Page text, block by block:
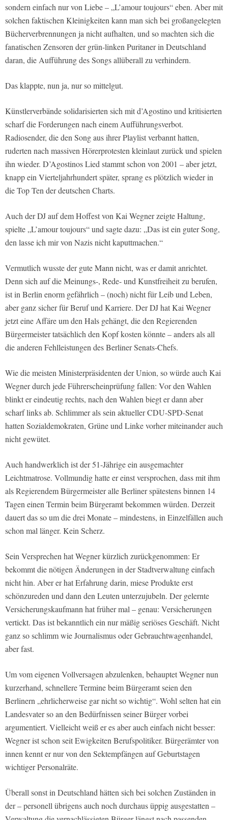
sondern einfach nur von Liebe – „L’amour toujours“ eben. Aber mit
solchen faktischen Kleinigkeiten kann man sich bei großangelegten
Bücherverbrennungen ja nicht aufhalten, und so machten sich die
fanatischen Zensoren der grün-linken Puritaner in Deutschland
daran, die Aufführung des Songs allüberall zu verhindern.
Das klappte, nun ja, nur so mittelgut.
Künstlerverbände solidarisierten sich mit d’Agostino und kritisierten
scharf die Forderungen nach einem Aufführungsverbot.
Radiosender, die den Song aus ihrer Playlist verbannt hatten,
ruderten nach massiven Hörerprotesten kleinlaut zurück und spielen
ihn wieder. D’Agostinos Lied stammt schon von 2001 – aber jetzt,
knapp ein Vierteljahrhundert später, sprang es plötzlich wieder in
die Top Ten der deutschen Charts.
Auch der DJ auf dem Hoffest von Kai Wegner zeigte Haltung,
spielte „L’amour toujours“ und sagte dazu: „Das ist ein guter Song,
den lasse ich mir von Nazis nicht kaputtmachen.“
Vermutlich wusste der gute Mann nicht, was er damit anrichtet.
Denn sich auf die Meinungs-, Rede- und Kunstfreiheit zu berufen,
ist in Berlin enorm gefährlich – (noch) nicht für Leib und Leben,
aber ganz sicher für Beruf und Karriere. Der DJ hat Kai Wegner
jetzt eine Affäre um den Hals gehängt, die den Regierenden
Bürgermeister tatsächlich den Kopf kosten könnte – anders als all
die anderen Fehlleistungen des Berliner Senats-Chefs.
Wie die meisten Ministerpräsidenten der Union, so würde auch Kai
Wegner durch jede Führerscheinprüfung fallen: Vor den Wahlen
blinkt er eindeutig rechts, nach den Wahlen biegt er dann aber
scharf links ab. Schlimmer als sein aktueller CDU-SPD-Senat
hatten Sozialdemokraten, Grüne und Linke vorher miteinander auch
nicht gewütet.
Auch handwerklich ist der 51-Jährige ein ausgemachter
Leichtmatrose. Vollmundig hatte er einst versprochen, dass mit ihm
als Regierendem Bürgermeister alle Berliner spätestens binnen 14
Tagen einen Termin beim Bürgeramt bekommen würden. Derzeit
dauert das so um die drei Monate – mindestens, in Einzelfällen auch
schon mal länger. Kein Scherz.
Sein Versprechen hat Wegner kürzlich zurückgenommen: Er
bekommt die nötigen Änderungen in der Stadtverwaltung einfach
nicht hin. Aber er hat Erfahrung darin, miese Produkte erst
schönzureden und dann den Leuten unterzujubeln. Der gelernte
Versicherungskaufmann hat früher mal – genau: Versicherungen
vertickt. Das ist bekanntlich ein nur mäßig seriöses Geschäft. Nicht
ganz so schlimm wie Journalismus oder Gebrauchtwagenhandel,
aber fast.
Um vom eigenen Vollversagen abzulenken, behauptet Wegner nun
kurzerhand, schnellere Termine beim Bürgeramt seien den
Berlinern „ehrlicherweise gar nicht so wichtig“. Wohl selten hat ein
Landesvater so an den Bedürfnissen seiner Bürger vorbei
argumentiert. Vielleicht weiß er es aber auch einfach nicht besser:
Wegner ist schon seit Ewigkeiten Berufspolitiker. Bürgerämter von
innen kennt er nur von den Sektempfängen auf Geburtstagen
wichtiger Personalräte.
Überall sonst in Deutschland hätten sich bei solchen Zuständen in
der – personell übrigens auch noch durchaus üppig ausgestatten –